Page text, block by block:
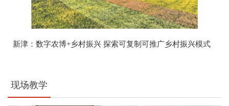
新津：数字农博+乡村振兴 探索可复制可推广乡村振兴模式
现场教学